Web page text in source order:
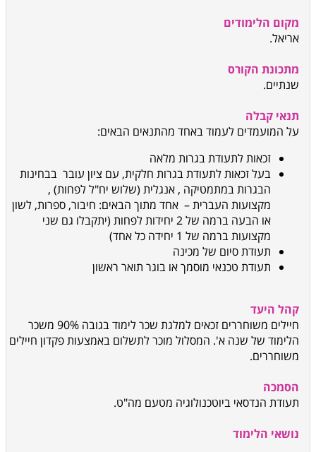
מקום הלימודים
אריאל.
מתכונת הקורס
שנתיים.
תנאי קבלה
על המועמדים לעמוד באחד מהתנאים הבאים:
זכאות לתעודת בגרות מלאה
בעל זכאות לתעודת בגרות חלקית, עם ציון עובר בבחינות
הבגרות במתמטיקה , אנגלית (שלוש יח"ל לפחות) ,
מקצועות העברית– אחד מתוך הבאים: חיבור, ספרות, לשון
או הבעה ברמה של 2 יחידות לפחות (יתקבלו גם שני
מקצועות ברמה של 1 יחידה כל אחד)
תעודת סיום של מכינה
תעודת טכנאי מוסמך או בוגר תואר ראשון
קהל היעד
חיילים משוחררים זכאים למלגת שכר לימוד בגובה 90% משכר
הלימוד של שנה א'. המסלול מוכר לתשלום באמצעות פקדון חיילים
משוחררים.
הסמכה
תעודת הנדסאי ביוטכנולוגיה מטעם מה"ט.
נושאי הלימוד